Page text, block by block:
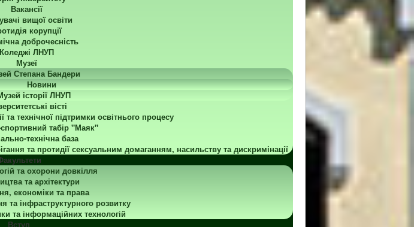
Вакансії
вищої освіти
корупції
доброчесність
Коледжі ЛНУП
Музеї
Степана Бандери
Новини
історії ЛНУП
вісті
технічної підтримки освітнього процесу
табір "Маяк"
технічна база
та протидії сексуальним домаганням, насильству та дискримінації
та охорони довкілля
та архітектури
економіки та права
та інфраструктурного розвитку
та інформаційних технологій
Вступ